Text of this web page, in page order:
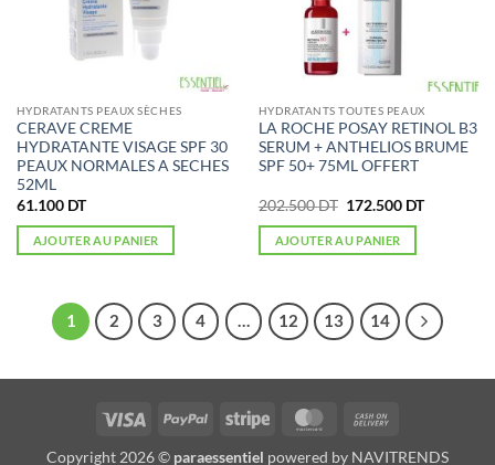
HYDRATANTS PEAUX SÈCHES
CERAVE CREME
HYDRATANTE VISAGE SPF 30
PEAUX NORMALES A SECHES
52ML
61.100 DT
AJOUTER AU PANIER
HYDRATANTS TOUTES PEAUX
LA ROCHE POSAY RETINOL B3
SERUM + ANTHELIOS BRUME
SPF 50+ 75ML OFFERT
202.500DT Le
initial
était :
172.500 DTLe
AJOUTER AU PANIER
1 2 3 4 … 12 13 14
Visa PayPal Stripe MasterCard
Copyright 2026 © paraessentiel powered by NAVITRENDS